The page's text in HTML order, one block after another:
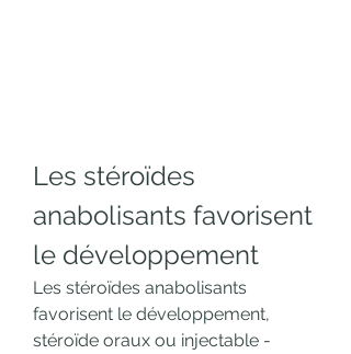
Les stéroïdes
anabolisants favorisent
le développement
Les stéroïdes anabolisants
favorisent le développement,
stéroïde oraux ou injectable -